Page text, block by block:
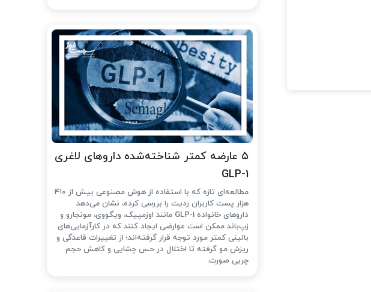
۵ عارضه کمتر شناخته‌شده داروهای لاغری
GLP-1
مطالعه‌ای تازه که با استفاده از هوش مصنوعی بیش از ۴۱۰
هزار پست کاربران ردیت را بررسی کرده، نشان می‌دهد
داروهای خانواده GLP-1 مانند اوزمپیک، ویگووی، مونجارو و
زپ‌باند ممکن است عوارضی ایجاد کنند که در کارآزمایی‌های
بالینی کمتر مورد توجه قرار گرفته‌اند؛ از تغییرات قاعدگی و
ریزش مو گرفته تا اختلال در حس چشایی و کاهش حجم
چربی صورت.